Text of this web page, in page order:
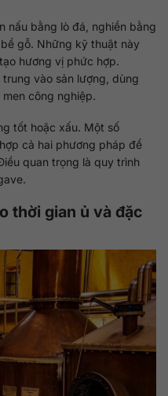
nấu bằng lò đá, nghiền bằng
gỗ. Những kỹ thuật này
hương vị phức hợp.
vào sản lượng, dùng
công nghiệp.
tốt hoặc xấu. Một số
cả hai phương pháp để
quan trọng là quy trình
thời gian ủ và đặc